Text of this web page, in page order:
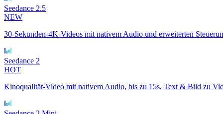
Seedance 2.5
NEW
30-Sekunden-4K-Videos mit nativem Audio und erweiterten
Seedance 2
HOT
Kinoqualität-Video mit nativem Audio, bis zu 15s, Text & Bild zu